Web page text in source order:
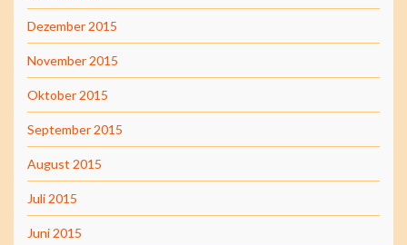
Dezember 2015
November 2015
Oktober 2015
September 2015
August 2015
Juli 2015
Juni 2015